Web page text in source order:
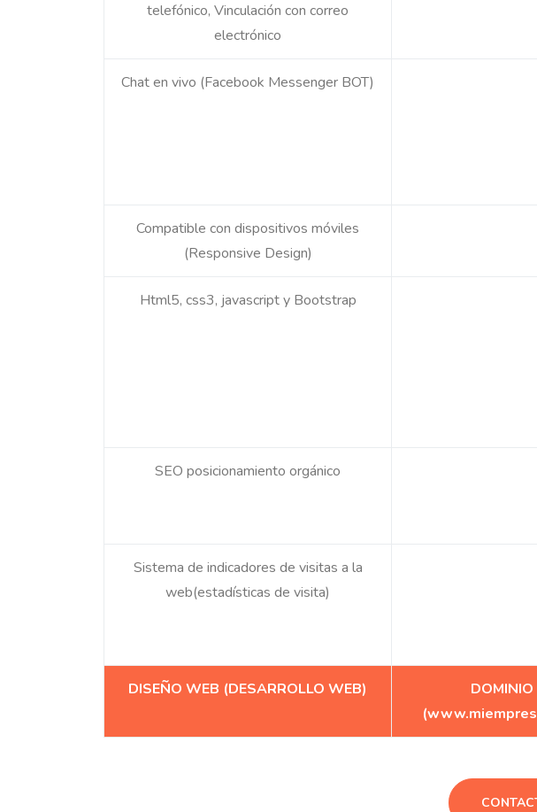
telefónico, Vinculación con correo
electrónico
Chat en vivo (Facebook Messenger BOT)
Compatible con dispositivos móviles
(Responsive Design)
Html5, css3, javascript y Bootstrap
SEO posicionamiento orgánico
Sistema de indicadores de visitas a la
web(estadísticas de visita)
DISEÑO WEB (DESARROLLO WEB)
DOMINIO